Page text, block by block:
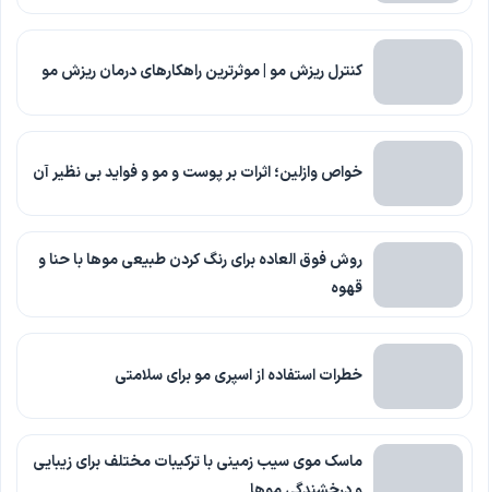
کنترل ریزش مو | موثرترین راهکارهای درمان ریزش مو
خواص وازلین؛ اثرات بر پوست و مو و فواید بی نظیر آن
روش فوق العاده برای رنگ کردن طبیعی موها با حنا و
قهوه
خطرات استفاده از اسپری مو برای سلامتی
ماسک موی سیب زمینی با ترکیبات مختلف برای زیبایی